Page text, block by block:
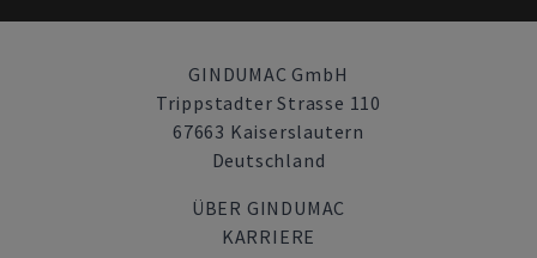
GINDUMAC GmbH
Trippstadter Strasse 110
67663 Kaiserslautern
Deutschland
ÜBER GINDUMAC
KARRIERE